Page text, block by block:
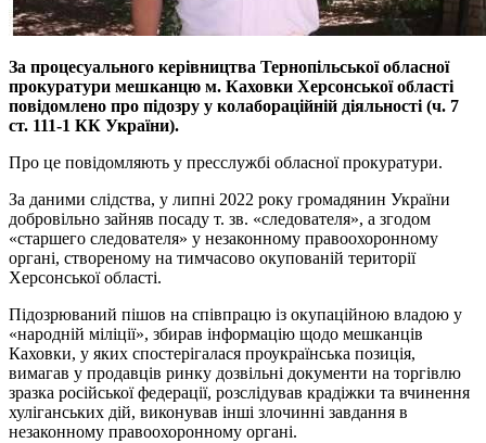
За процесуального керівництва Тернопільської обласної
прокуратури мешканцю м. Каховки Херсонської області
повідомлено про підозру у колабораційній діяльності (ч. 7
ст. 111-1 КК України).
Про це повідомляють у пресслужбі обласної прокуратури.
За даними слідства, у липні 2022 року громадянин України
добровільно зайняв посаду т. зв. «следователя», а згодом
«старшего следователя» у незаконному правоохоронному
органі, створеному на тимчасово окупованій території
Херсонської області.
Підозрюваний пішов на співпрацю із окупаційною владою у
«народній міліції», збирав інформацію щодо мешканців
Каховки, у яких спостерігалася проукраїнська позиція,
вимагав у продавців ринку дозвільні документи на торгівлю
зразка російської федерації, розслідував крадіжки та вчинення
хуліганських дій, виконував інші злочинні завдання в
незаконному правоохоронному органі.